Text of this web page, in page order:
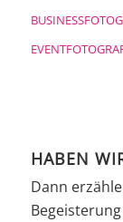
HABEN
Dann